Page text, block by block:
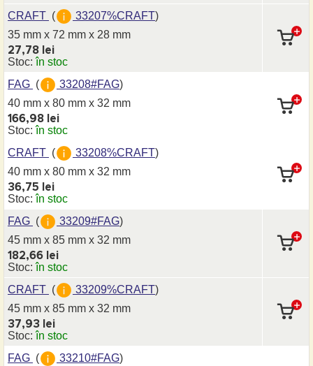
CRAFT ( 33207%CRAFT)
35 mm x 72 mm x 28 mm
27,78 lei
Stoc:în stoc
FAG ( 33208#FAG)
40 mm x 80 mm x 32 mm
166,98 lei
Stoc:în stoc
CRAFT ( 33208%CRAFT)
40 mm x 80 mm x 32 mm
36,75 lei
Stoc:în stoc
FAG ( 33209#FAG)
45 mm x 85 mm x 32 mm
182,66 lei
Stoc:în stoc
CRAFT ( 33209%CRAFT)
45 mm x 85 mm x 32 mm
37,93 lei
Stoc:în stoc
FAG ( 33210#FAG)